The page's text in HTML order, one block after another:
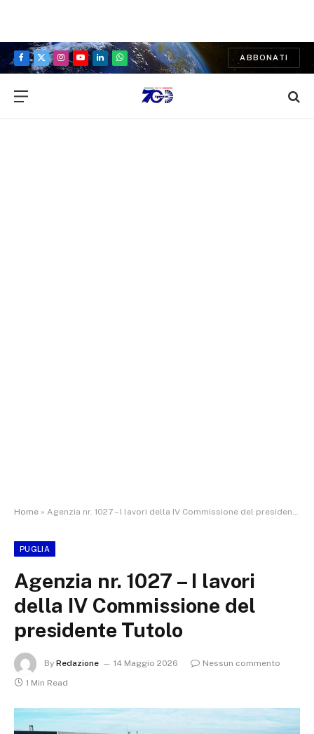
Facebook
X
Instagram
YouTubeLinkedInWhatsApp
ABBONATI
Home » Agenzia nr. 1027 – I lavori della IV Commissione del presidente Tutolo
PUGLIA
Agenzia nr. 1027 – I lavori
della IV Commissione del
presidente Tutolo
By Redazione 14 Maggio 2026
Nessun commento
1 Min Read